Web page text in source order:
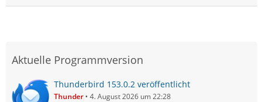
Aktuelle Programmversion
Thunderbird 153.0.2 veröffentlicht
Thunder 4. August 2026 um 22:28